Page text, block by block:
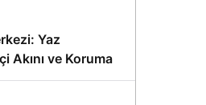
Yaz
Akını ve Koruma